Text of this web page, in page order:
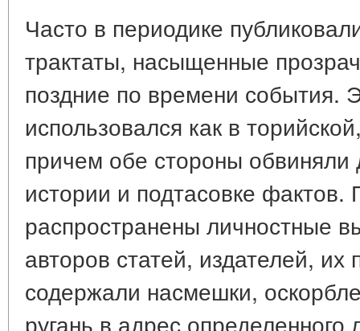
Часто в периодике
трактаты, насыщенные
поздние по времени события.
использовался как в
причем обе стороны обвиняли
истории и подтасовке
распространены личностные
авторов статей, издателей,
содержали насмешки,
ругань в адрес